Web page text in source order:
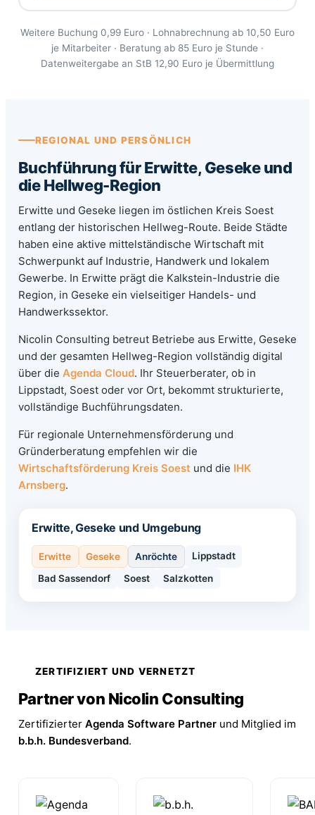
Weitere Buchung 0,99 Euro · Lohnabrechnung ab 10,50 Euro
je Mitarbeiter · Beratung ab 85 Euro je Stunde ·
Datenweitergabe an StB 12,90 Euro je Übermittlung
REGIONAL UND PERSÖNLICH
Buchführung für Erwitte, Geseke und
die Hellweg-Region
Erwitte und Geseke liegen im östlichen Kreis Soest
entlang der historischen Hellweg-Route. Beide Städte
haben eine aktive mittelständische Wirtschaft mit
Schwerpunkt auf Industrie, Handwerk und lokalem
Gewerbe. In Erwitte prägt die Kalkstein-Industrie die
Region, in Geseke ein vielseitiger Handels- und
Handwerkssektor.
Nicolin Consulting betreut Betriebe aus Erwitte, Geseke
und der gesamten Hellweg-Region vollständig digital
über die Agenda Cloud. Ihr Steuerberater, ob in
Lippstadt, Soest oder vor Ort, bekommt strukturierte,
vollständige Buchführungsdaten.
Für regionale Unternehmensförderung und
Gründerberatung empfehlen wir die
Wirtschaftsförderung Kreis Soest und die IHK
Arnsberg.
Erwitte, Geseke und Umgebung
Erwitte Geseke Anröchte Lippstadt
Bad Sassendorf Soest Salzkotten
ZERTIFIZIERT UND VERNETZT
Partner von Nicolin Consulting
Zertifizierter Agenda Software Partnerund Mitglied im
b.b.h. Bundesverband.